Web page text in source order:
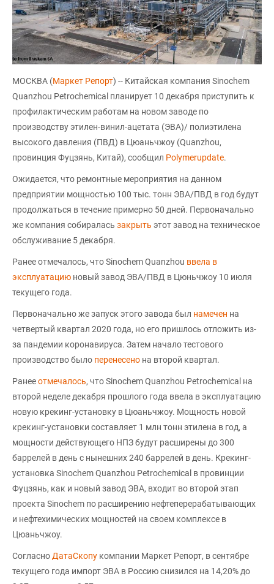
МОСКВА (Маркет Репорт) -- Китайская компания Sinochem
Quanzhou Petrochemical планирует 10 декабря приступить к
профилактическим работам на новом заводе по
производству этилен-винил-ацетата (ЭВА)/ полиэтилена
высокого давления (ПВД) в Цюаньчжоу (Quanzhou,
провинция Фуцзянь, Китай), сообщил Polymerupdate.
Ожидается, что ремонтные мероприятия на данном
предприятии мощностью 100 тыс. тонн ЭВА/ПВД в год будут
продолжаться в течение примерно 50 дней. Первоначально
же компания собиралась закрыть этот завод на техническое
обслуживание 5 декабря.
Ранее отмечалось, что Sinochem Quanzhou ввела в
эксплуатацию новый завод ЭВА/ПВД в Цюньчжоу 10 июля
текущего года.
Первоначально же запуск этого завода был намечен на
четвертый квартал 2020 года, но его пришлось отложить из-
за пандемии коронавируса. Затем начало тестового
производство было перенесено на второй квартал.
Ранееотмечалось, что Sinochem Quanzhou Petrochemical на
второй неделе декабря прошлого года ввела в эксплуатацию
новую крекинг-установку в Цюаньчжоу. Мощность новой
крекинг-установки составляет 1 млн тонн этилена в год, а
мощности действующего НПЗ будут расширены до 300
баррелей в день с нынешних 240 баррелей в день. Крекинг-
установка Sinochem Quanzhou Petrochemical в провинции
Фуцзянь, как и новый завод ЭВА, входит во второй этап
проекта Sinochem по расширению нефтеперерабатывающих
и нефтехимических мощностей на своем комплексе в
Цюаньчжоу.
Согласно ДатаСкопу компании Маркет Репорт, в сентябре
текущего года импорт ЭВА в Россию снизился на 14,20% до